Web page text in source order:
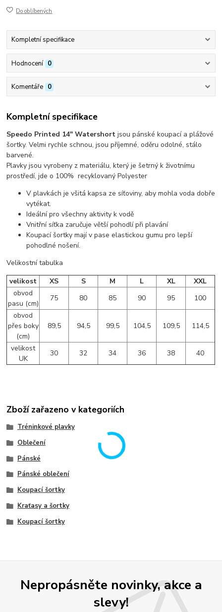
Do oblíbených
Kompletní specifikace
Hodnocení 0
Komentáře 0
Kompletní specifikace
Speedo Printed 14" Watershort jsou pánské koupací a plážové
šortky. Velmi rychle schnou, jsou příjemné, oděru odolné, stálo
barvené.
Plavky jsou vyrobeny z materiálu, který je šetrný k životnímu
prostředí, jde o 100% recyklovaný Polyester
V plavkách je všitá kapsa ze síťoviny, aby mohla voda dobře
vytékat.
Ideální pro všechny aktivity k vodě
Vnitřní síťka zaručuje větší pohodlí při plavání
Koupací šortky mají v pase elastickou gumu pro lepší
pohodlné nošení.
Velikostní tabulka
velikost
XS S M L XL
XXL
obvod
pasu (cm)
75 80 85 90 95
100
obvod
přes boky
(cm)
89,5 94,5 99,5 104,5 109,5 114,5
velikost
UK
30 32 34 36 38 40
Zboží zařazeno v kategoriích
Tréninkové plavky
Oblečení
Pánské
Pánské oblečení
Koupací šortky
Kraťasy a šortky
Koupací šortky
Nepropásněte novinky, akce a
slevy!